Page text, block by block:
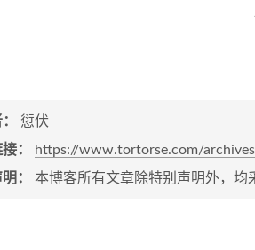
愆伏
：
https://www.tortorse.com/
： 本博客所有文章除特别声明外，均